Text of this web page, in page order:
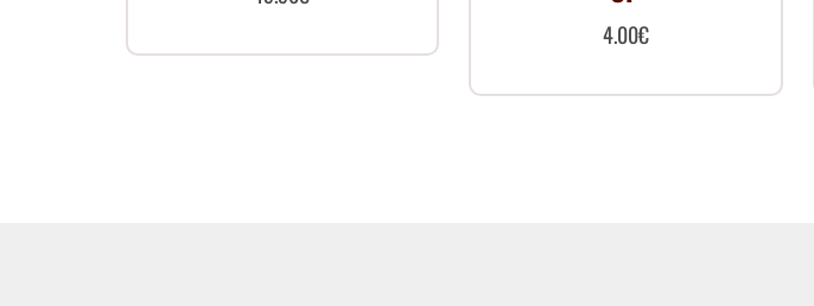
4.00€